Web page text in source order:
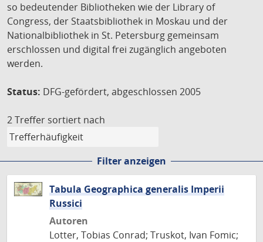
so bedeutender Bibliotheken wie der Library of
Congress, der Staatsbibliothek in Moskau und der
Nationalbibliothek in St. Petersburg gemeinsam
erschlossen und digital frei zugänglich angeboten
werden.
Status: DFG-gefördert, abgeschlossen 2005
2 Treffer sortiert nach
Filter anzeigen
Tabula Geographica generalis Imperii
Russici
Autoren
Lotter, Tobias Conrad; Truskot, Ivan Fomic;